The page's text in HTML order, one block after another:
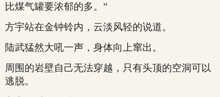
比煤气罐要浓郁的多。”
方宇站在金钟铃内，云淡风轻的说道。
陆武猛然大吼一声，身体向上窜出。
周围的岩壁自己无法穿越，只有头顶的空洞可以
逃脱。